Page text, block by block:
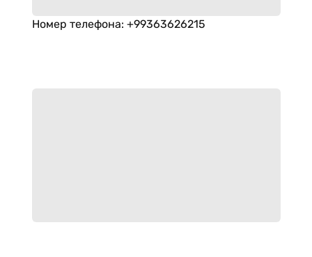
Номер телефона: +99363626215